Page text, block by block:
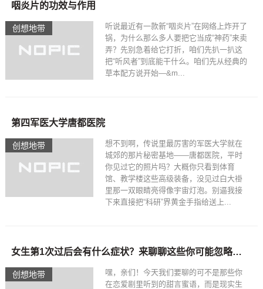
创想地带
咽炎片的功效与作用
听说最近有一款新“咽炎片”在网络上炸开了
锅，为什么那么多人要把它当成“神药”来卖
弄？先别急着给它打折，咱们先扒一扒这
把“听风者”到底能干什么。咱们先从经典的
草本配方说开始—&m...
创想地带
第四军医大学唐都医院
想不到啊，传说里最厉害的军医大学就在
城郊的那片秘密基地——唐都医院，平时
你见过它的照片吗？大概你只看到体育
馆、教学楼这些高级装备，没见过白大褂
里那一双眼睛亮得像宇宙灯泡。别逼我接
下来直接把“科研”界黄金手指给送上...
创想地带
女生第1次过后会有什么症状？来聊聊这些你可能忽略的小细节
嘿，亲们！今天我们要聊的可不是那些你
在恋爱剧里听到的甜言蜜语，而是现实生